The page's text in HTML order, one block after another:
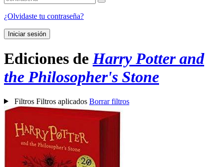
¿Olvidaste tu contraseña?
Iniciar sesión
Ediciones deHarry Potter and
the Philosopher's Stone
Filtros Filtros aplicados Borrar filtros